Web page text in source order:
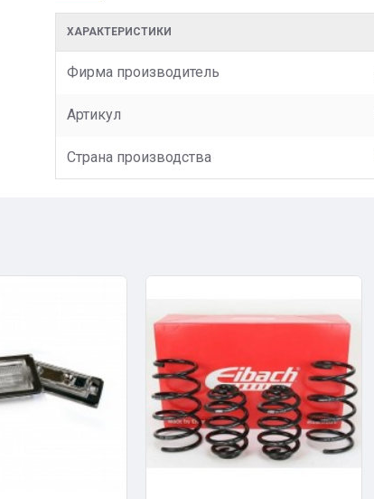
ХАРАКТЕРИСТИКИ
Фирма производитель
Артикул
Страна производства